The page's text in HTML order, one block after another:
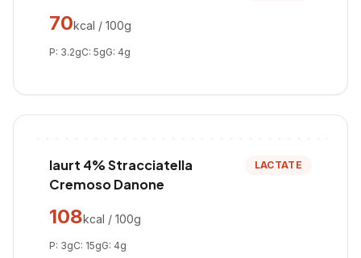
70kcal / 100g
P: 3.2gC: 5gG: 4g
Iaurt 4% Stracciatella
Cremoso Danone
LACTATE
108kcal / 100g
P: 3gC: 15gG: 4g